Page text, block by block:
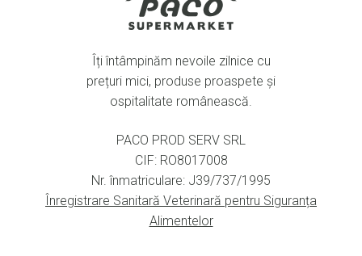
Îți întâmpinăm nevoile zilnice cu
prețuri mici, produse proaspete și
ospitalitate românească.
PACO PROD SERV SRL
CIF: RO8017008
Nr. înmatriculare: J39/737/1995
Înregistrare Sanitară Veterinară pentru Siguranța
Alimentelor